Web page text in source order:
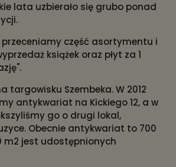
lata uzbierało się grubo ponad
przeceniamy część asortymentu i
książek oraz płyt za 1
targowisku Szembeka. W 2012
antykwariat na Kickiego 12, a w
go o drugi lokal,
Obecnie antykwariat to 700
m2 jest udostępnionych